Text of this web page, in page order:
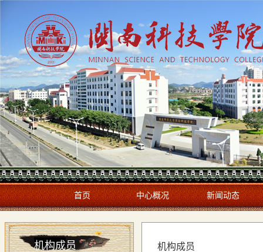
首页 中心概况 新闻动态
机构成员
机构成员